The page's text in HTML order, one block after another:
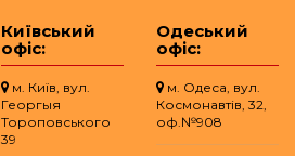
Київський
офіс:
м. Київ, вул.
Георгыя
Тороповського
39
Одеський
офіс:
м. Одеса, вул.
Космонавтів, 32,
оф.№908